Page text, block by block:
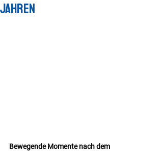
Jahren
Bewegende Momente nach dem